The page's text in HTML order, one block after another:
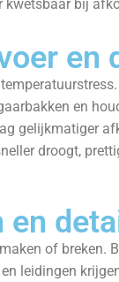
kwetsbaar bij
en
en
gelijkmatiger
droogt,
en
of breken.
leidingen